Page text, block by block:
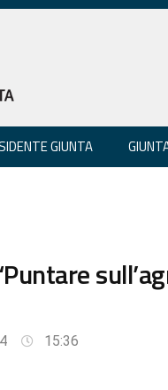
GIUNTA
15:36